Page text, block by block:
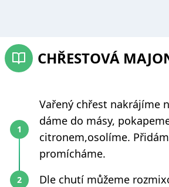
CHŘESTOVÁ
Vařený chřest nakrájíme
dáme do másy,
citronem,osolíme.
promícháme.
Dle chutí můžeme